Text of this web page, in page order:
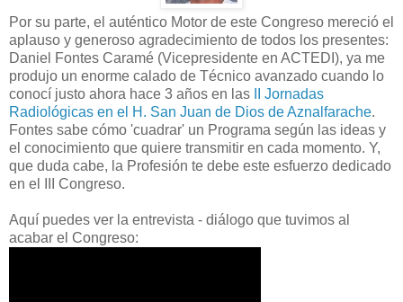
Por su parte, el auténtico Motor de este Congreso mereció el
aplauso y generoso agradecimiento de todos los presentes:
Daniel Fontes Caramé (Vicepresidente en ACTEDI), ya me
produjo un enorme calado de Técnico avanzado cuando lo
conocí justo ahora hace 3 años en las
II Jornadas
Radiológicas en el H. San Juan de Dios de Aznalfarache.
Fontes sabe cómo 'cuadrar' un Programa según las ideas y
el conocimiento que quiere transmitir en cada momento. Y,
que duda cabe, la Profesión te debe este esfuerzo dedicado
en el III Congreso.
Aquí puedes ver la entrevista - diálogo que tuvimos al
acabar el Congreso: